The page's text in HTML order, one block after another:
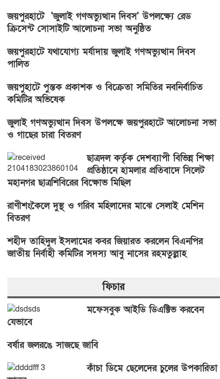
জয়পুরহাটে 'জুলাই গণঅভ্যুত্থান দিবস' উপলক্ষ্যে রেড
ক্রিসেন্ট সোসাইটি আলোচনা সভা অনুষ্ঠিত
জয়পুরহাটে যথাযোগ্য মর্যাদায় জুলাই গণঅভ্যুত্থান দিবস
পালিত
জয়পুহাটে পুস্তক প্রকাশক ও বিক্রেতা সমিতির নবনির্বাচিত
কমিটির অভিষেক
জুলাই গণঅভ্যুত্থান দিবস উপলক্ষে জয়পুরহাটে আলোচনা সভা
ও গাছের চারা বিতরণ
ছাত্রদল কর্তৃক দেশব্যাপী বিভিন্ন শিক্ষা
প্রতিষ্ঠানে হামলার প্রতিবাদে সিলেট
মহানগর ছাত্রশিবিরের বিক্ষোভ মিছিল
রাণীশংকৈলে দুস্থ ও গরিব মহিলাদের মাঝে সেলাই মেশিন
বিতরণ
শহীদ তাহিদুল ইসলামের কবর জিয়ারত করলেন বিএনপির
জাতীয় নির্বাহী কমিটির সদস্য আবু নাসের রহমতুল্লাহ
ফিচার
মফেসবুক আইডি ডিএক্টিভ করবেন
যেভাবে
বর্ষার জলরঙে সাজছে জাবি
কাঁচা ডিমে ছেলেদের চুলের উপকারিতা